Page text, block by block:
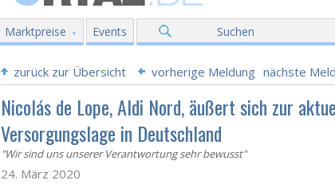
Marktpreise Events Suchen
zurück zur Übersicht vorherige Meldung nächste
Nicolás de Lope, Aldi Nord, äußert sich zur
Versorgungslage in Deutschland
"Wir sind uns unserer Verantwortung sehr bewusst"
24. März 2020